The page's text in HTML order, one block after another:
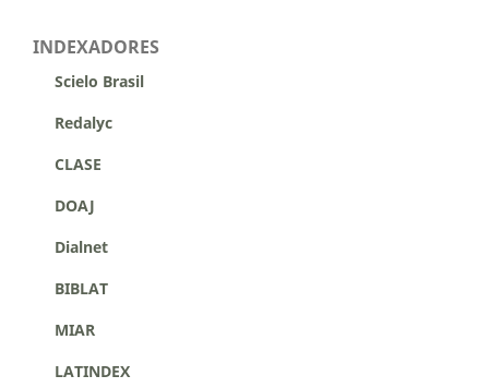
INDEXADORES
Scielo Brasil
Redalyc
CLASE
DOAJ
Dialnet
BIBLAT
MIAR
LATINDEX